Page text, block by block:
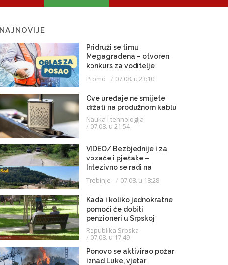
NAJNOVIJE
Pridruži se timu
Megagradena – otvoren
konkurs za voditelje
gradilišta
Promo 07.08. u 23:10
Ove uređaje ne smijete
držati na produžnom kablu
Nauka i tehnologija
07.08. u 21:54
VIDEO/ Bezbjednije i za
vozače i pješake –
Intezivno se radi na
proširenju saobraćajnice
Trebinje 07.08. u 18:28
Kada i koliko jednokratne
pomoći će dobiti
penzioneri u Srpskoj
Republika Srpska
07.08. u 17:49
Ponovo se aktivirao požar
iznad Luke, vjetar